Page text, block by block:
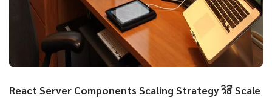
React Server Components Scaling Strategy วิธี Scale